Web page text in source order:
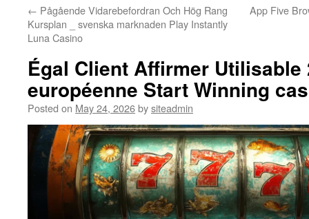
← Pågående Vidarebefordran Och Hög Rang
Kursplan _ svenska marknaden Play Instantly
Luna Casino
App Five
Égal Client Affirmer Utilisable
européenne Start Winning
Posted on May 24, 2026bysiteadmin